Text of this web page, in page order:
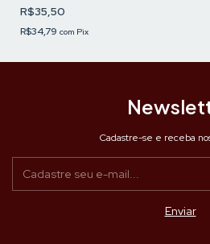
R$35,50
R$34,79 com Pix
Cadastre-se e receba